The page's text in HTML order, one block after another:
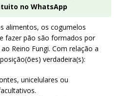
no WhatsApp
alimentos, os cogumelos
fazer pão são formados por
Reino Fungi. Com relação a
verdadeira(s):
unicelulares ou